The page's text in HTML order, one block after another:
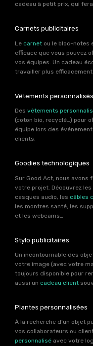
cadeau à petit prix, qui
Carnets publicitaires
Le carnet ou le bloc-notes
efficace que vous pouvez
vos équipes. Un cadeau
travailler plus efficacement.
Vêtements personnalisés
Des vêtements
(coton bio, recyclé…) pour
équipe lors des
clients.
Goodies technologiques
Sur Good Act, nous avons
votre projet. Découvrez les
casques audio, les câbles
les montres santé, les
et les webcams…
Stylo publicitaires
Un incontournable des
votre image (avec votre
toujours disponible pour
aussi un cadeau client
Plantes personnalisées
À la recherche d’un objet
vos collaborateurs ou
personnalisé avec votre